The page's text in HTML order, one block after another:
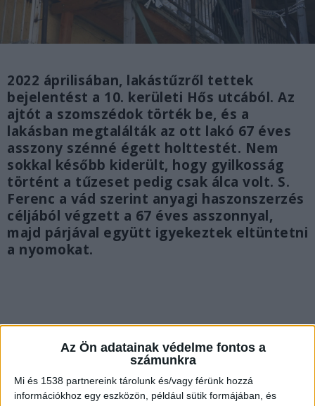
Az Ön adatainak védelme fontos a
számunkra
Mi és 1538 partnereink tárolunk és/vagy férünk hozzá
információkhoz egy eszközön, például sütik formájában, és
2022 áprilisában, lakástűzről tettek
bejelentést a 10. kerületi Hős utcából. Az
ajtót a szomszédok törték be, és a
lakásban megtalálták az ott lakó 67 éves
asszony szénné égett holttestét. Nem
sokkal később kiderült, hogy gyilkosság
történt a tűzeset pedig csak álca volt. S.
Ferenc a vád szerint anyagi haszonszerzés
céljából végzett a 67 éves asszonnyal,
majd párjával együtt igyekeztek eltüntetni
a nyomokat.